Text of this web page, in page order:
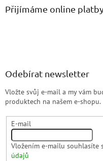
Přijímáme online
Odebírat newsletter
Vložte svůj e-mail a my vám
produktech na našem e-shopu.
E-mail
Vložením e-mailu souhlasíte
údajů